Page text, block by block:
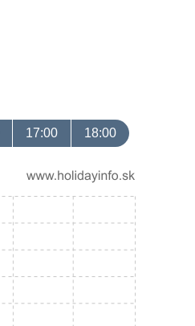
17:00 18:00